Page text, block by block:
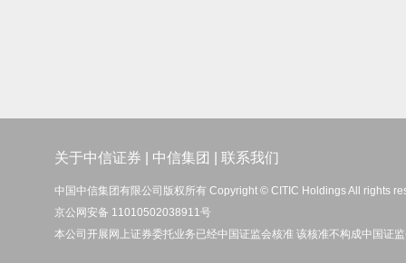
关于中信证券 中信集团 联系我们
中国中信集团有限公司版权所有 Copyright © CITIC Holdings All rights
京公网安备 11010502038911号
本公司开展网上证券委托业务已经中国证监会核准 该核准不构成中国证